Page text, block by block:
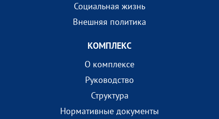
Социальная жизнь
Внешняя политика
КОМПЛEКС
О комплексе
Руководство
Структура
Нормативные документы